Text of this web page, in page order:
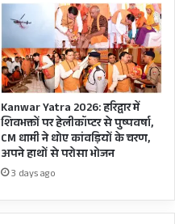
Kanwar Yatra 2026: हरिद्वार में
शिवभक्तों पर हेलीकॉप्टर से पुष्पवर्षा,
CM धामी ने धोए कांवड़ियों के चरण,
अपने हाथों से परोसा भोजन
3 days ago